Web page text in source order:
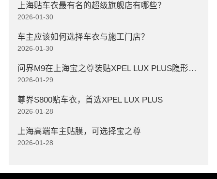
上海贴车衣最有名的超级旗舰店有哪些？
2026-01-30
车主应该如何选择车衣与施工门店？
2026-01-30
问界M9在上海宝之尊装贴XPEL LUX PLUS隐形车衣
2026-01-29
尊界S800贴车衣，首选XPEL LUX PLUS
2026-01-28
上海高端车主贴膜，可选择宝之尊
2026-01-28